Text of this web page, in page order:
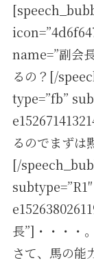
name=”副会
るの？[/
type=”fb”
るのでまずは
[/
長”]・・・・
さて、馬の能